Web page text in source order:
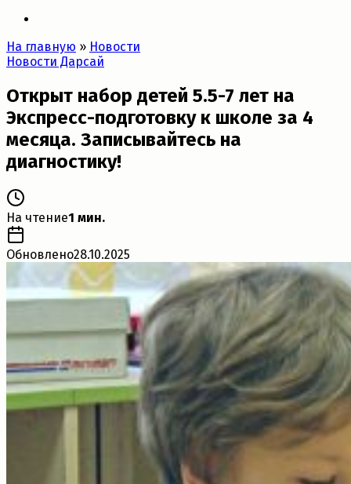
На главную » Новости
Новости Дарсай
Открыт набор детей 5.5-7 лет на
Экспресс-подготовку к школе за 4
месяца. Записывайтесь на
диагностику!
На чтение1 мин.
Обновлено28.10.2025